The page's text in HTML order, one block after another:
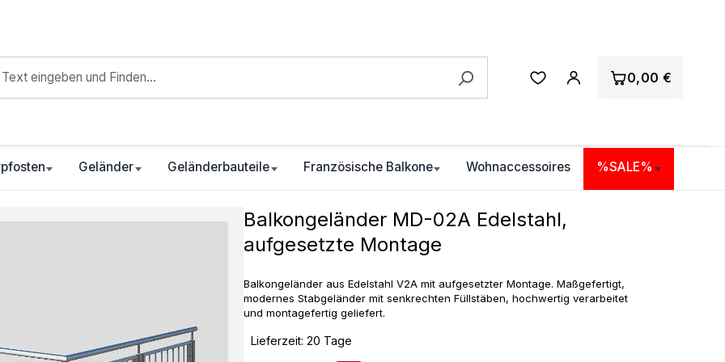
0,00 €
Geländer Geländerbauteile Französische Balkone Wohnaccessoires %SALE%
Balkongeländer MD-02A Edelstahl,
aufgesetzte Montage
Balkongeländer aus Edelstahl V2A mit aufgesetzter Montage. Maßgefertigt,
modernes Stabgeländer mit senkrechten Füllstäben, hochwertig verarbeitet
und montagefertig geliefert.
Lieferzeit: 20 Tage